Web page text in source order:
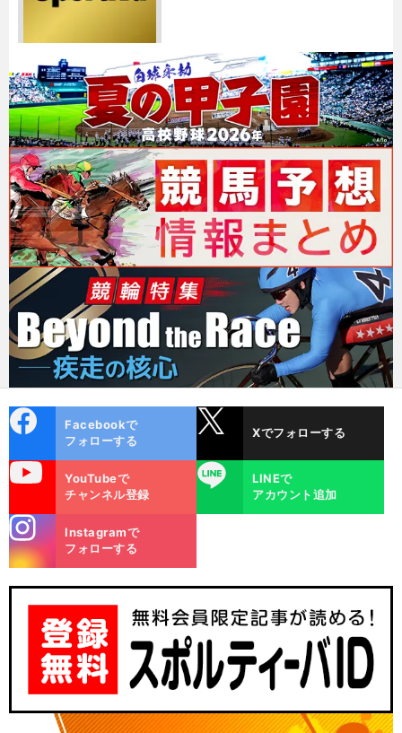
ok
Facebookで
フォローする
Xでフォローする
YouTubeで
チャンネル登録
LINE
LINEで
アカウント追加
m
Instagramで
フォローする